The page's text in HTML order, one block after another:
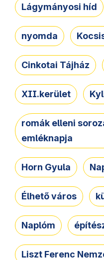
Lágymányosi híd
nyomda
Cinkotai Tájház
XII.kerület
romák elleni
emléknapja
Horn Gyula
Élhető város
Naplóm
Liszt Ferenc